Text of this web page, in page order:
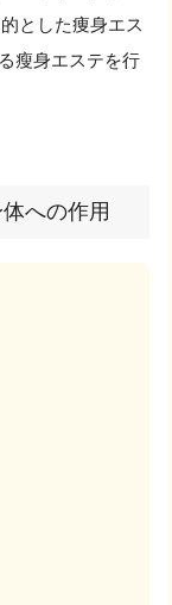
とした痩身エス
瘦身エステを行
への作用